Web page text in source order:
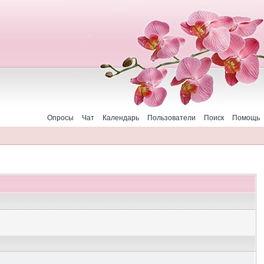
Помощь
Поиск
Пользователи
Календарь
Чат
Опросы